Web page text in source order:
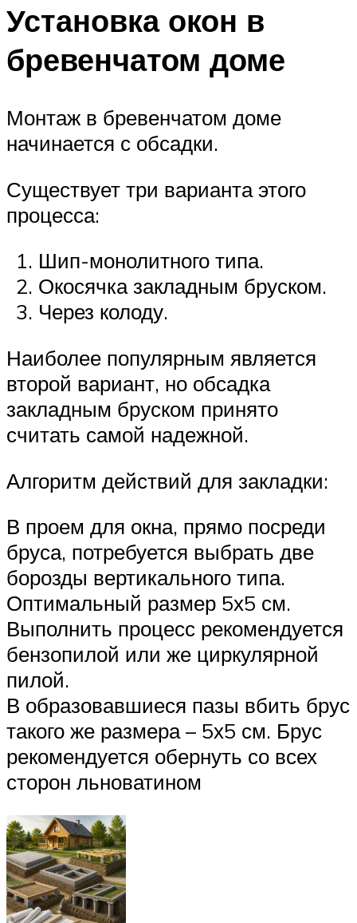
Установка окон в
бревенчатом доме
Монтаж в бревенчатом доме
начинается с обсадки.
Существует три варианта этого
процесса:
Шип-монолитного типа.
Окосячка закладным бруском.
Через колоду.
Наиболее популярным является
второй вариант, но обсадка
закладным бруском принято
считать самой надежной.
Алгоритм действий для закладки:
В проем для окна, прямо посреди
бруса, потребуется выбрать две
борозды вертикального типа.
Оптимальный размер 5х5 см.
Выполнить процесс рекомендуется
бензопилой или же циркулярной
пилой.
В образовавшиеся пазы вбить брус
такого же размера – 5х5 см. Брус
рекомендуется обернуть со всех
сторон льноватином